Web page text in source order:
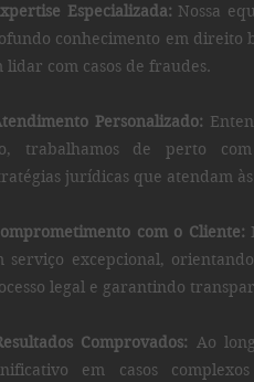
Especializada: Nossa
conhecimento em direito
lidar com casos de fraudes.
Personalizado:
trabalhamos de perto
jurídicas que atendam
com o Cliente:
serviço excepcional,
legal e garantindo
Comprovados: Ao
em casos